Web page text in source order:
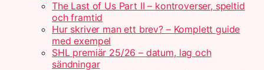
The Last of Us Part II – kontroverser, speltid
och framtid
Hur skriver man ett brev? – Komplett guide
med exempel
SHL premiär 25/26 – datum, lag och
sändningar